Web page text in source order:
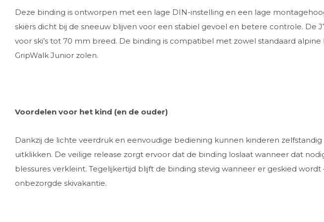
Deze binding is ontworpen met een lage DIN-instelling en een lage
skiërs dicht bij de sneeuw blijven voor een stabiel gevoel en betere controle. De
voor ski’s tot 70 mm breed. De binding is compatibel met zowel standaard
GripWalk Junior zolen.
Voordelen voor het kind (en de ouder)
Dankzij de lichte veerdruk en eenvoudige bediening kunnen kinderen zelfstandig
uitklikken. De veilige release zorgt ervoor dat de binding loslaat wanneer dat
blessures verkleint. Tegelijkertijd blijft de binding stevig wanneer er geskied wordt
onbezorgde skivakantie.